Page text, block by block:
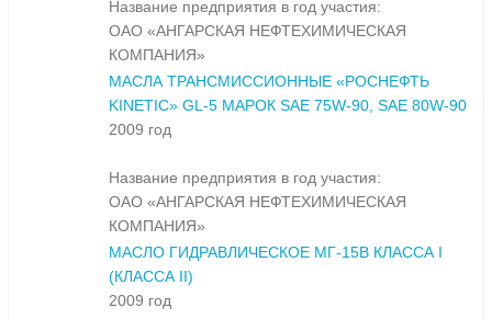
Название предприятия в год участия:
ОАО «АНГАРСКАЯ НЕФТЕХИМИЧЕСКАЯ
КОМПАНИЯ»
МАСЛА ТРАНСМИССИОННЫЕ «РОСНЕФТЬ
KINETIC» GL-5 МАРОК SAE 75W-90, SAE 80W-90
2009 год
Название предприятия в год участия:
ОАО «АНГАРСКАЯ НЕФТЕХИМИЧЕСКАЯ
КОМПАНИЯ»
МАСЛО ГИДРАВЛИЧЕСКОЕ МГ-15В КЛАССА I
(КЛАССА II)
2009 год